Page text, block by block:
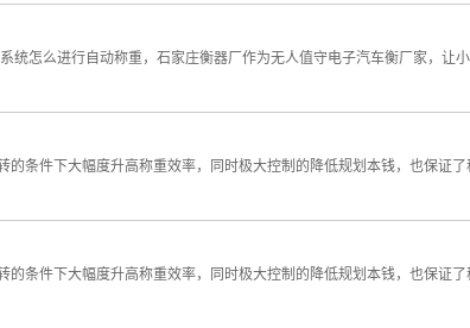
统怎么进行自动称重，石家庄衡器厂作为无人值守电子汽车衡厂家，让
条件下大幅度升高称重效率，同时极大控制的降低规划本钱，也保证
条件下大幅度升高称重效率，同时极大控制的降低规划本钱，也保证